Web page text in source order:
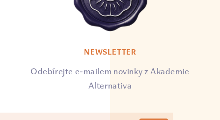
NEWSLETTER
Odebírejte e-mailem novinky z Akademie
Alternativa